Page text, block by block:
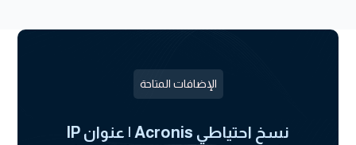
الإضافات المتاحة
نسخ احتياطي Acronis | عنوان IP